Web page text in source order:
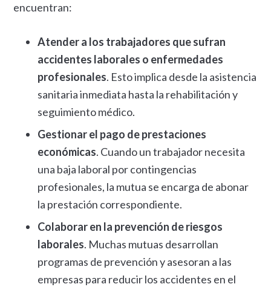
encuentran:
Atender a los trabajadores que sufran
accidentes laborales o enfermedades
profesionales. Esto implica desde la asistencia
sanitaria inmediata hasta la rehabilitación y
seguimiento médico.
Gestionar el pago de prestaciones
económicas. Cuando un trabajador necesita
una baja laboral por contingencias
profesionales, la mutua se encarga de abonar
la prestación correspondiente.
Colaborar en la prevención de riesgos
laborales. Muchas mutuas desarrollan
programas de prevención y asesoran a las
empresas para reducir los accidentes en el